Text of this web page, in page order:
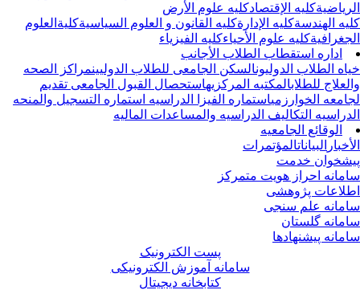
کلیه الإقتصادکلیه علوم الأرض
الهندسةکلیه الإدارة کلیه القانون و العلوم السیاسیةکلیةالعلوم
کلیه علوم الأحیاءکلیه الفیزیاء
اداره استقطاب الطلاب الأجانب
الطلاب الدولیونالسکن الجامعی للطلاب الدولیینمراکز الصحه
للطلابالمکتبه المرکزیه استحصال القبول الجامعی تقدیم
الخوارزمیاستماره الفیزا الدراسیهاستماره التسجیل والمنحه
التکالیف الدراسیه والمساعدات المالیه
الوقائع الجامعیه
البیاناتالمؤتمرات
خدمت
احراز هویت متمرکز
پژوهشی
علم سنجی
گلستان
پیشنهادها
پست الکترونیک
سامانه آموزش الکترونیکی
کتابخانه دیجیتال